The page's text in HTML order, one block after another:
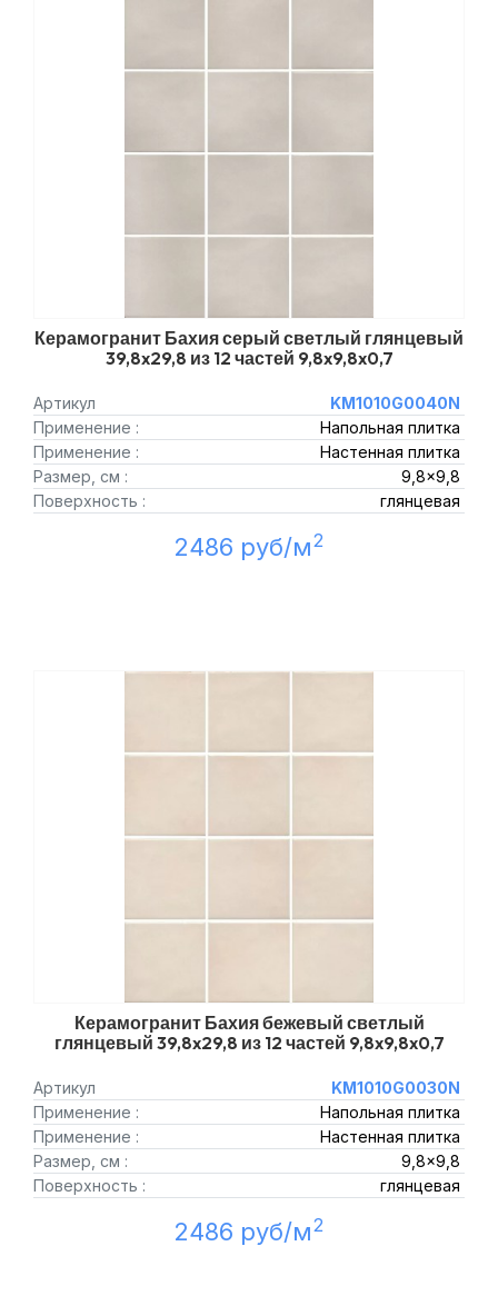
Керамогранит Бахия серый светлый глянцевый
39,8x29,8 из 12 частей 9,8x9,8x0,7
Артикул
KM1010G0040N
Применение :
Напольная плитка
Применение :
Настенная плитка
Размер, см :
9,8x9,8
Поверхность :
глянцевая
2486 руб/м2
Керамогранит Бахия бежевый светлый
глянцевый 39,8x29,8 из 12 частей 9,8x9,8x0,7
Артикул
KM1010G0030N
Применение :
Напольная плитка
Применение :
Настенная плитка
Размер, см :
9,8x9,8
Поверхность :
глянцевая
2486 руб/м2